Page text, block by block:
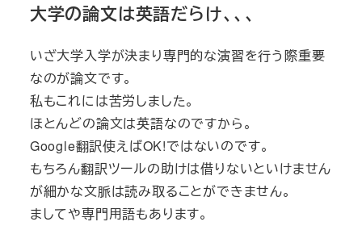
大学の論文は英語だらけ、、、
いざ大学入学が決まり専門的な演習を行う際重要
なのが論文です。
私もこれには苦労しました。
ほとんどの論文は英語なのですから。
Google翻訳使えばOK!ではないのです。
もちろん翻訳ツールの助けは借りないといけません
が細かな文脈は読み取ることができません。
ましてや専門用語もあります。